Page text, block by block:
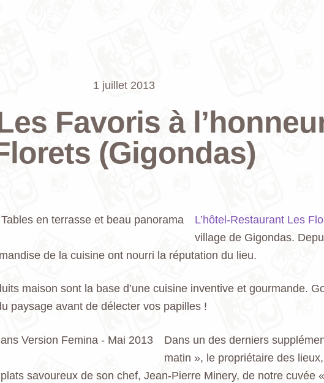
1 juillet 2013
Favoris à
(Gigondas)
L’hôtel-Restaurant Les
village de Gigondas.
de la cuisine ont nourri la réputation du lieu.
maison sont la base d’une cuisine inventive et gourmande.
paysage avant de délecter vos papilles !
Dans un des derniers
matin », le propriétaire des
savoureux de son chef, Jean-Pierre Minery, de notre cuvée